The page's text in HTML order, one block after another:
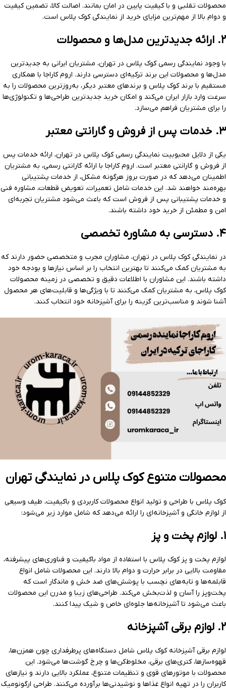
محصولات تقلبی و با کیفیت پایین در امان بمانند. اصالت کالا، تضمین کیفیت
و دوام بالا از مهم‌ترین مزایای خرید از نمایندگی کوک پلاس است.
۲. ارائه جدیدترین مدل‌ها و محصولات
با وجود نمایندگی رسمی کوک پلاس در تهران، مشتریان ایرانی به جدیدترین
مدل‌ها و محصولات این برند ترکیه‌ای دسترسی دارند. اروم کاراجا با همکاری
مستقیم با برند کوک پلاس و برندهای معتبر دیگر، به‌روزترین محصولات را به
سرعت وارد بازار ایران می‌کند و امکان خرید جدیدترین طراحی‌ها و تکنولوژی‌ها
را برای مشتریان فراهم می‌سازد.
۳. خدمات پس از فروش و گارانتی معتبر
یکی از دلایل محبوبیت نمایندگی رسمی کوک پلاس در تهران، ارائه خدمات پس
از فروش و گارانتی معتبر است. اروم کاراجا با ارائه گارانتی رسمی، به مشتریان
اطمینان می‌دهد که در صورت بروز هرگونه مشکل، از خدمات پشتیبانی
بهره‌مند خواهند شد. این خدمات شامل تعمیرات، تعویض قطعات، مشاوره فنی
و خدمات پشتیبانی پس از فروش است که باعث می‌شود مشتریان تجربه‌ای
امن و مطمئن از خرید خود داشته باشند.
۴. دسترسی به مشاوره تخصصی
در نمایندگی کوک پلاس در تهران، مشاوران مجرب و متخصصی حضور دارند که
به مشتریان کمک می‌کنند تا بهترین انتخاب را بر اساس نیازها و بودجه خود
داشته باشند. این مشاوران با اطلاعات دقیق و تخصصی در زمینه محصولات
کوک پلاس، به مشتریان کمک می‌کنند تا با ویژگی‌ها و قابلیت‌های هر محصول
آشنا شوند و مناسب‌ترین گزینه را برای آشپزخانه خود انتخاب کنند.
محصولات متنوع کوک پلاس در نمایندگی تهران
کوک پلاس با طراحی و تولید انواع محصولات کاربردی و باکیفیت، طیف وسیعی
از لوازم خانگی و آشپزخانه‌ای را ارائه می‌دهد که شامل موارد زیر می‌شود:
۱. لوازم پخت و پز
لوازم پخت و پز کوک پلاس با استفاده از مواد باکیفیت و فناوری‌های پیشرفته،
مقاومت بالایی در برابر حرارت و دوام بالا دارند. این محصولات شامل انواع
قابلمه‌ها و تابه‌های نچسب با پوشش‌های ضد خش و ماندگار است که
پخت‌وپز را آسان و لذت‌بخش می‌کند. طراحی‌های زیبا و مدرن این محصولات
باعث می‌شود تا آشپزخانه‌ها جلوه‌ای خاص و شیک پیدا کنند.
۲. لوازم برقی آشپزخانه
لوازم برقی آشپزخانه کوک پلاس شامل دستگاه‌های پرطرفداری چون همزن‌ها،
قهوه‌سازها، کتری‌های برقی، مخلوط‌کن‌ها و چرخ گوشت‌ها می‌شود. این
محصولات با موتورهای قوی و تنظیمات متنوع، عملکرد بالایی دارند و نیازهای
کاربران را در تهیه انواع غذاها و نوشیدنی‌ها برآورده می‌کنند. طراحی ارگونومیک